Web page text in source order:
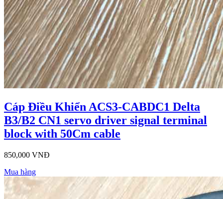
Cáp Điều Khiển ACS3-CABDC1 Delta
B3/B2 CN1 servo driver signal terminal
block with 50Cm cable
850,000 VNĐ
Mua hàng